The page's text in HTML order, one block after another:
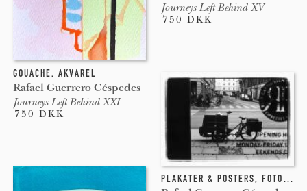
GOUACHE, AKVAREL
Rafael Guerrero Céspedes
Journeys Left Behind XXI
750 DKK
Journeys Left Behind XV
750 DKK
PLAKATER & POSTERS, FOTOGRAFI